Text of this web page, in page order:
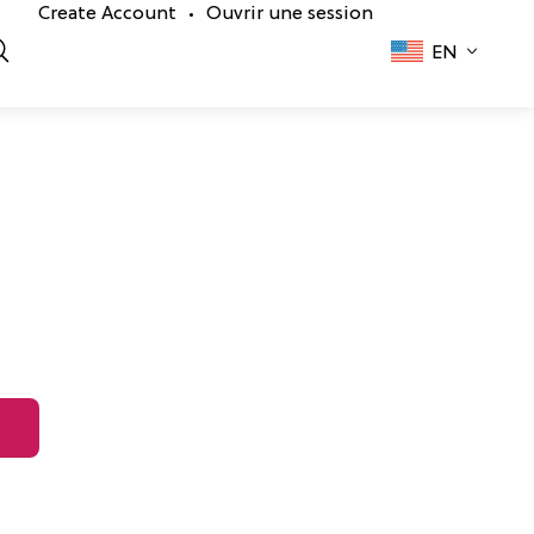
Create Account •
Ouvrir une session
EN